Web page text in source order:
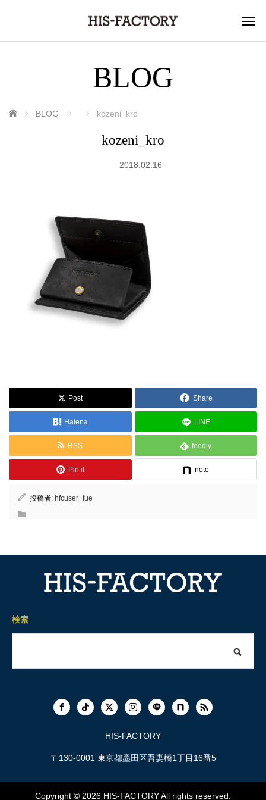
BLOG
ホーム BLOG kozeni_kro
kozeni_kro
2018.02.16
Post Share
Hatena LINE
RSS feedly
Pin it note
投稿者: hfcuser_fue
検索
HIS-FACTORY
〒130-0001 東京都墨田区吾妻橋1丁目16番5
Copyright © 2026 HIS-FACTORYAll rights reserved.